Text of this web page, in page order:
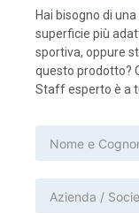
Hai bisogno di
superficie più
sportiva, oppure
questo prodotto?
Staff esperto è a